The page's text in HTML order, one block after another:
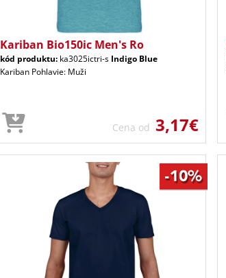
Kariban Bio150ic Men's Ro
kód produktu: ka3025ictri-s Indigo Blue
Kariban Pohlavie: Muži
Cena od 3,17€